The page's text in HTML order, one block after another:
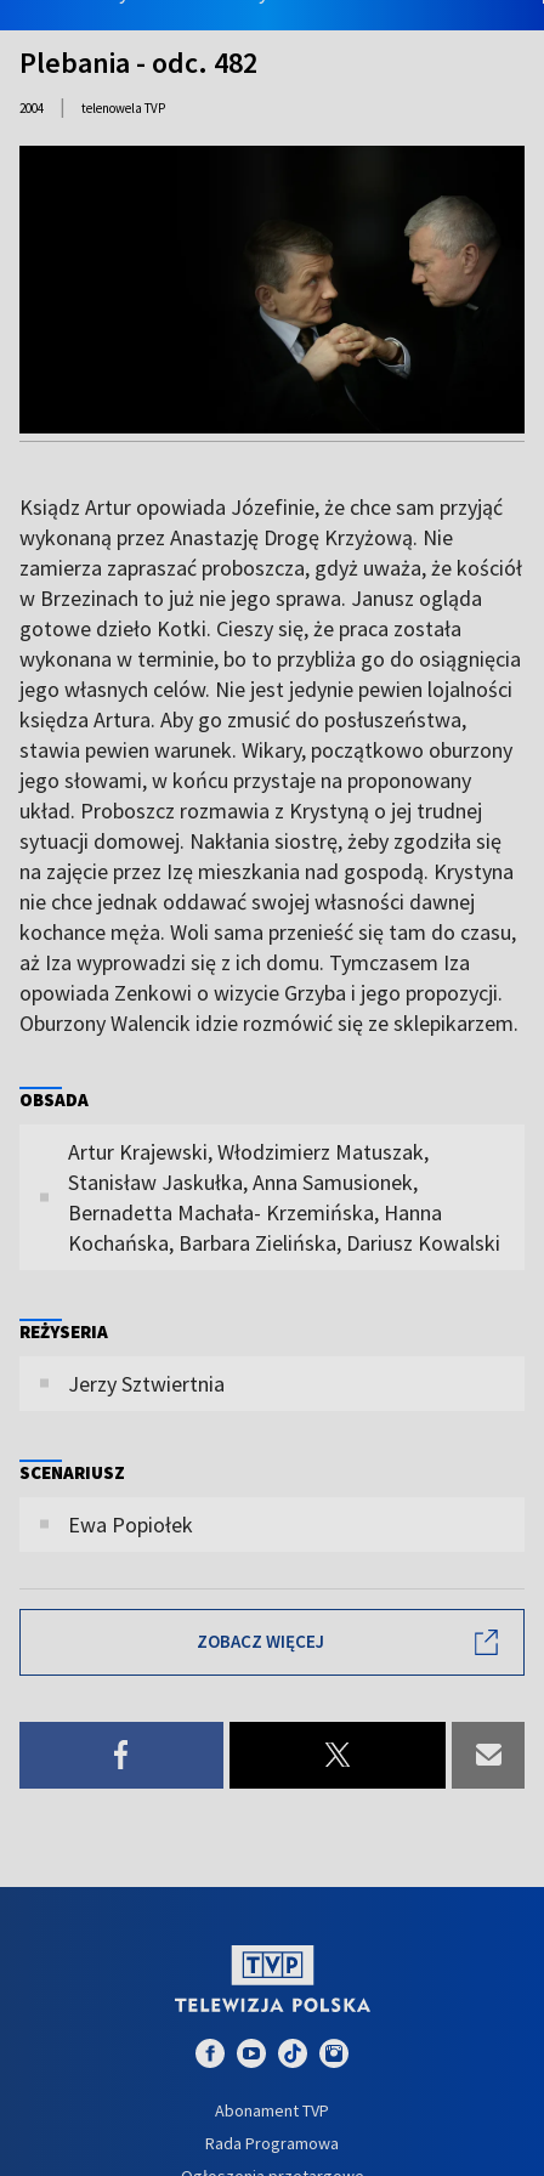
Plebania - odc. 482
2004 | telenowela TVP
Ksiądz Artur opowiada Józefinie, że chce sam przyjąć
wykonaną przez Anastazję Drogę Krzyżową. Nie
zamierza zapraszać proboszcza, gdyż uważa, że kościół
w Brzezinach to już nie jego sprawa. Janusz ogląda
gotowe dzieło Kotki. Cieszy się, że praca została
wykonana w terminie, bo to przybliża go do osiągnięcia
jego własnych celów. Nie jest jedynie pewien lojalności
księdza Artura. Aby go zmusić do posłuszeństwa,
stawia pewien warunek. Wikary, początkowo oburzony
jego słowami, w końcu przystaje na proponowany
układ. Proboszcz rozmawia z Krystyną o jej trudnej
sytuacji domowej. Nakłania siostrę, żeby zgodziła się
na zajęcie przez Izę mieszkania nad gospodą. Krystyna
nie chce jednak oddawać swojej własności dawnej
kochance męża. Woli sama przenieść się tam do czasu,
aż Iza wyprowadzi się z ich domu. Tymczasem Iza
opowiada Zenkowi o wizycie Grzyba i jego propozycji.
Oburzony Walencik idzie rozmówić się ze sklepikarzem.
OBSADA
Artur Krajewski, Włodzimierz Matuszak,
Stanisław Jaskułka, Anna Samusionek,
Bernadetta Machała- Krzemińska, Hanna
Kochańska, Barbara Zielińska, Dariusz Kowalski
REŻYSERIA
Jerzy Sztwiertnia
SCENARIUSZ
Ewa Popiołek
ZOBACZ WIĘCEJ
Abonament TVP
Rada Programowa